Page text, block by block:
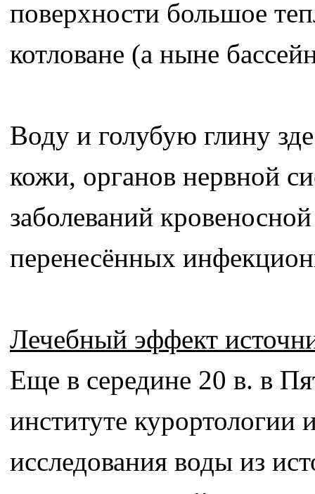
поверхности большое
котловане (а ныне
Воду и голубую глину
кожи, органов нервной
заболеваний
перенесённых
Лечебный эффект
Еще в середине 20 в. в
институте курортологии
исследования воды из